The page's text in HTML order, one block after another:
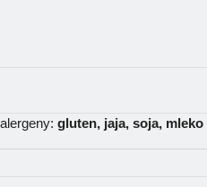
gluten, jaja, soja, mleko